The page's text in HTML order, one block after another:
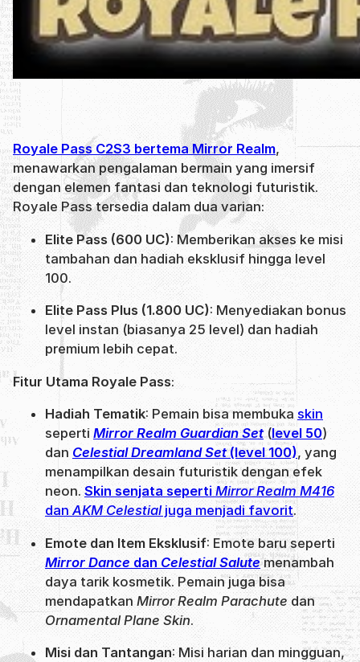
Royale Pass C2S3 bertema Mirror Realm,
menawarkan pengalaman bermain yang imersif
dengan elemen fantasi dan teknologi futuristik.
Royale Pass tersedia dalam dua varian:
Elite Pass (600 UC): Memberikan akses ke misi
tambahan dan hadiah eksklusif hingga level
100.
Elite Pass Plus (1.800 UC): Menyediakan bonus
level instan (biasanya 25 level) dan hadiah
premium lebih cepat.
Fitur Utama Royale Pass:
Hadiah Tematik: Pemain bisa membuka skin
seperti Mirror Realm Guardian Set(level 50)
dan Celestial Dreamland Set(level 100), yang
menampilkan desain futuristik dengan efek
neon.Skin senjata seperti Mirror Realm M416
danAKM Celestialjuga menjadi favorit.
Emote dan Item Eksklusif: Emote baru seperti
Mirror Dance dan Celestial Salutemenambah
daya tarik kosmetik. Pemain juga bisa
mendapatkan Mirror Realm Parachutedan
Ornamental Plane Skin.
Misi dan Tantangan: Misi harian dan mingguan,